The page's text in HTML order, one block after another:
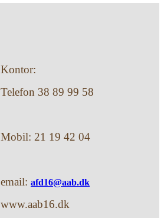
Kontor:
Telefon 38 89 99 58
Mobil: 21 19 42 04
email: afd16@aab.dk
www.aab16.dk